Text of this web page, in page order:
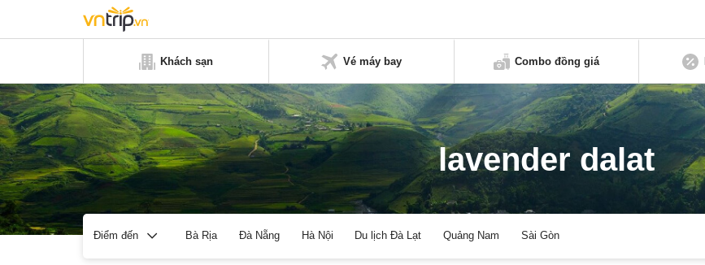
Khách sạn Vé máy bay Combo đồng giá
lavender dalat
Điểm đến Bà Rịa Đà Nẵng Hà Nội Du lịch Đà Lạt Quảng Nam Sài Gòn